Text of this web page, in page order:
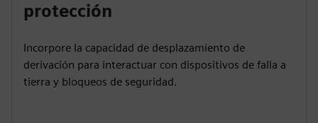
protección
Incorpore la capacidad de desplazamiento de
derivación para interactuar con dispositivos de falla a
tierra y bloqueos de seguridad.